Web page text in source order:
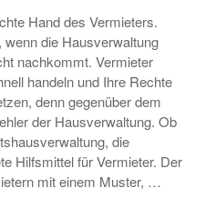
Hand des Vermieters.
die Hausverwaltung
nachkommt. Vermieter
handeln und Ihre Rechte
denn gegenüber dem
der Hausverwaltung. Ob
die
Hilfsmittel für Vermieter. Der
mit einem Muster, …